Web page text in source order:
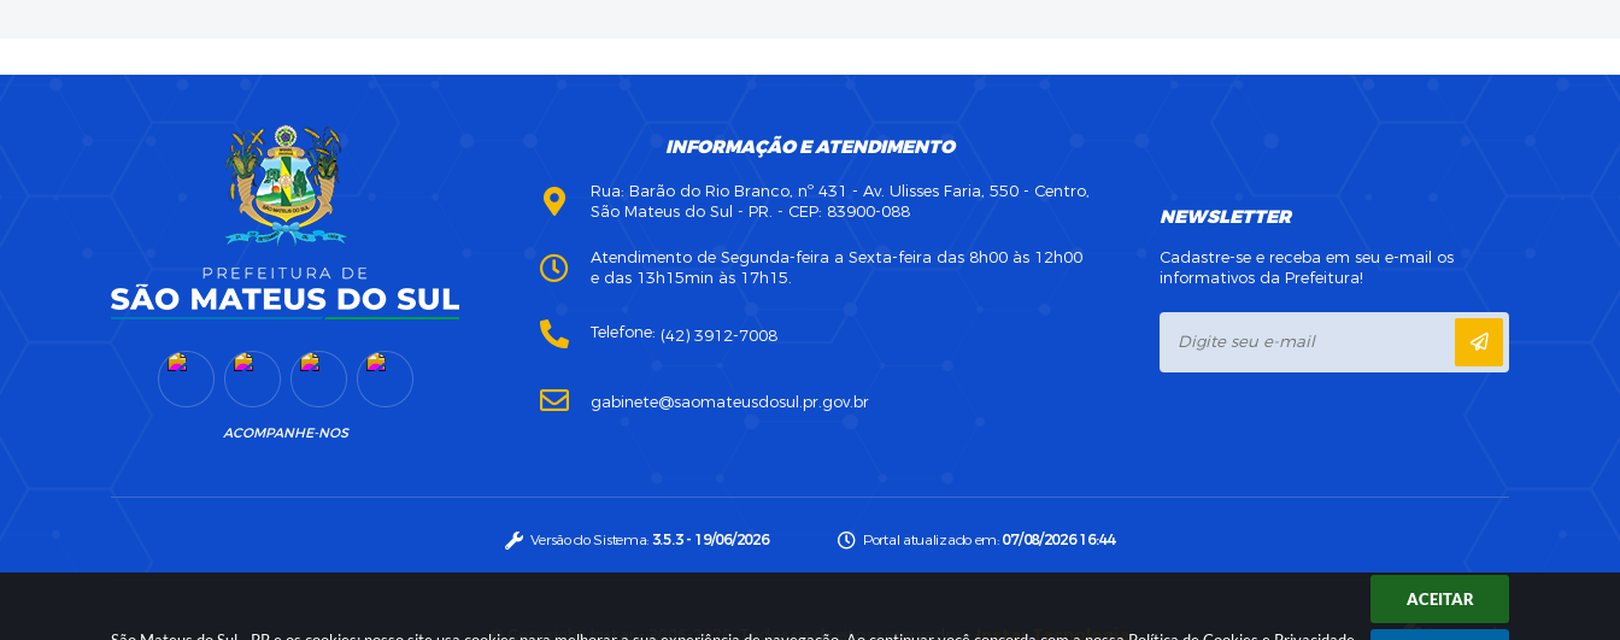
ACEITAR
ACOMPANHE-NOS
INFORMAÇÃO E ATENDIMENTO
Rua: Barão do Rio Branco, nº 431 - Av. Ulisses Faria, 550 - Centro,
São Mateus do Sul - PR. - CEP: 83900-088
Atendimento de Segunda-feira a Sexta-feira das 8h00 às 12h00
e das 13h15min às 17h15.
Telefone: (42) 3912-7008
gabinete@saomateusdosul.pr.gov.br
NEWSLETTER
Cadastre-se e receba em seu e-mail os
informativos da Prefeitura!
Versão do Sistema:3.5.3 - 19/06/2026 Portal atualizado em:07/08/2026 16:44
© Copyright Instar - 2006-2026. Todos os direitos reservados -Instar Tecnologia